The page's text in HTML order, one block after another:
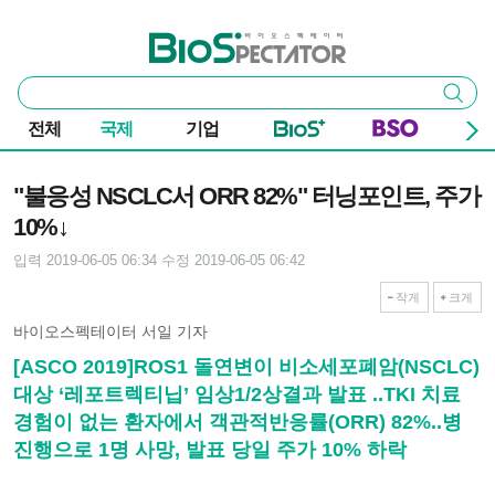
바이오스펙테이터
통
합
검
색
검색
전체 국제 기업
"불응성 NSCLC서 ORR 82%" 터닝포인트, 주가
10%↓
입력 2019-06-05 06:34 수정 2019-06-05 06:42
작게 크게
바이오스펙테이터 서일 기자
[ASCO 2019]ROS1 돌연변이 비소세포폐암(NSCLC)
대상 ‘레포트렉티닙’ 임상1/2상결과 발표 ..TKI 치료
경험이 없는 환자에서 객관적반응률(ORR) 82%..병
진행으로 1명 사망, 발표 당일 주가 10% 하락